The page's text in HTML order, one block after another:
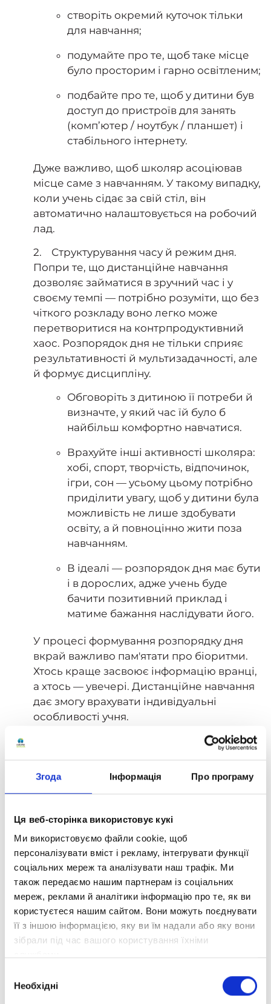
Згода Інформація Про програму
Ця веб-сторінка використовує кукі
Ми використовуємо файли cookie, щоб
персоналізувати вміст і рекламу, інтегрувати функції
соціальних мереж та аналізувати наш трафік. Ми
також передаємо нашим партнерам із соціальних
мереж, реклами й аналітики інформацію про те, як ви
користуєтеся нашим сайтом. Вони можуть поєднувати
її з іншою інформацією, яку ви їм надали або яку вони
зібрали під час вашого користування їхніми
згоди
Необхідні
створіть окремий куточок тільки
для навчання;
подумайте про те, щоб таке місце
було просторим і гарно освітленим;
подбайте про те, щоб у дитини був
доступ до пристроїв для занять
(комп’ютер / ноутбук / планшет) і
стабільного інтернету.
Дуже важливо, щоб школяр асоціював
місце саме з навчанням. У такому випадку,
коли учень сідає за свій стіл, він
автоматично налаштовується на робочий
лад.
2. Структурування часу й режим дня.
Попри те, що дистанційне навчання
дозволяє займатися в зручний час і у
своєму темпі — потрібно розуміти, що без
чіткого розкладу воно легко може
перетворитися на контрпродуктивний
хаос. Розпорядок дня не тільки сприяє
результативності й мультизадачності, але
й формує дисципліну.
Обговоріть з дитиною її потреби й
визначте, у який час їй було б
найбільш комфортно навчатися.
Врахуйте інші активності школяра:
хобі, спорт, творчість, відпочинок,
ігри, сон — усьому цьому потрібно
приділити увагу, щоб у дитини була
можливість не лише здобувати
освіту, а й повноцінно жити поза
навчанням.
В ідеалі — розпорядок дня має бути
і в дорослих, адже учень буде
бачити позитивний приклад і
матиме бажання наслідувати його.
У процесі формування розпорядку дня
вкрай важливо пам'ятати про біоритми.
Хтось краще засвоює інформацію вранці,
а хтось — увечері. Дистанційне навчання
дає змогу врахувати індивідуальні
особливості учня.
3. Беріть активну участь у навчанні
дитини. При цьому важливо, щоб воно не
перетворювалося на втручання в
особистий та освітній простір:
успіхами й складнощами, які
трапляються в навчанні;
розставляйте правильні навчальні
пріоритети: знання та навички, що
знадобляться в житті, є
найголовнішими елементами
освіти, і лише на другому плані
стоять оцінки;